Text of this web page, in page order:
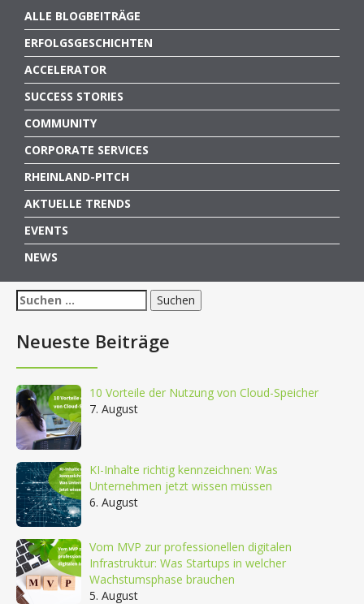
ALLE BLOGBEITRÄGE
ERFOLGSGESCHICHTEN
ACCELERATOR
SUCCESS STORIES
COMMUNITY
CORPORATE SERVICES
RHEINLAND-PITCH
AKTUELLE TRENDS
EVENTS
NEWS
Suchen
nach:
Neueste Beiträge
10 Vorteile der Nutzung von Cloud-Speicher
7. August
KI-Inhalte richtig kennzeichnen: Was
Unternehmen jetzt wissen müssen
6. August
Vom MVP zur professionellen digitalen
Infrastruktur: Was Startups in welcher
Wachstumsphase brauchen
5. August